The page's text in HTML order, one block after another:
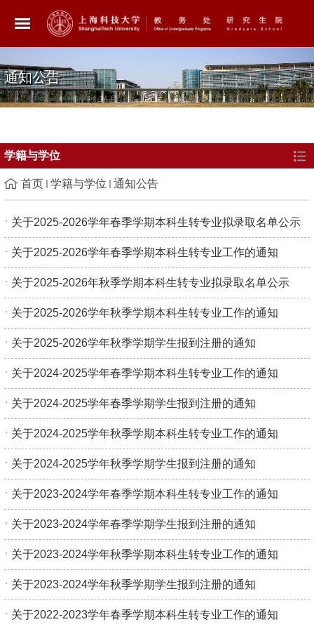
通知公告
学籍与学位
首页 学籍与学位 通知公告
关于2025-2026学年春季学期本科生转专业拟录取名单公示
关于2025-2026学年春季学期本科生转专业工作的通知
关于2025-2026年秋季学期本科生转专业拟录取名单公示
关于2025-2026学年秋季学期本科生转专业工作的通知
关于2025-2026学年秋季学期学生报到注册的通知
关于2024-2025学年春季学期本科生转专业工作的通知
关于2024-2025学年春季学期学生报到注册的通知
关于2024-2025学年秋季学期本科生转专业工作的通知
关于2024-2025学年秋季学期学生报到注册的通知
关于2023-2024学年春季学期本科生转专业工作的通知
关于2023-2024学年春季学期学生报到注册的通知
关于2023-2024学年秋季学期本科生转专业工作的通知
关于2023-2024学年秋季学期学生报到注册的通知
关于2022-2023学年春季学期本科生转专业工作的通知